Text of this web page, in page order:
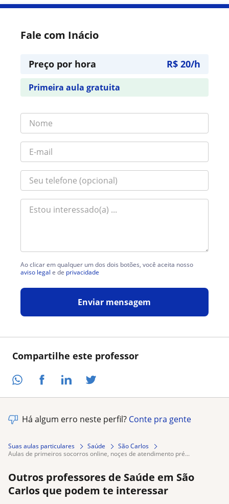
Compartilhe este professor
Fale com Inácio
Preço por hora R$ 20/h
Primeira aula gratuita
Ao clicar em qualquer um dos dois botões, você aceita nosso
aviso legal e de privacidade
Enviar mensagem
Há algum erro neste perfil? Conte pra gente
Suas aulas particulares Saúde
São Carlos
aulas de primeiros socorros online, noçes de atendimento pré...
Outros professores de Saúde em São
Carlos que podem te interessar